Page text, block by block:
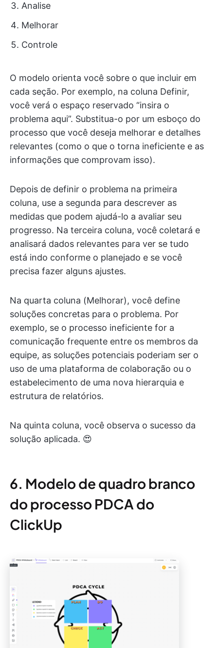
Analise
Melhorar
Controle
O modelo orienta você sobre o que incluir em
cada seção. Por exemplo, na coluna Definir,
você verá o espaço reservado “insira o
problema aqui”. Substitua-o por um esboço do
processo que você deseja melhorar e detalhes
relevantes (como o que o torna ineficiente e as
informações que comprovam isso).
Depois de definir o problema na primeira
coluna, use a segunda para descrever as
medidas que podem ajudá-lo a avaliar seu
progresso. Na terceira coluna, você coletará e
analisará dados relevantes para ver se tudo
está indo conforme o planejado e se você
precisa fazer alguns ajustes.
Na quarta coluna (Melhorar), você define
soluções concretas para o problema. Por
exemplo, se o processo ineficiente for a
comunicação frequente entre os membros da
equipe, as soluções potenciais poderiam ser o
uso de uma plataforma de colaboração ou o
estabelecimento de uma nova hierarquia e
estrutura de relatórios.
Na quinta coluna, você observa o sucesso da
solução aplicada. 😍
6. Modelo de quadro branco
do processo PDCA do
ClickUp